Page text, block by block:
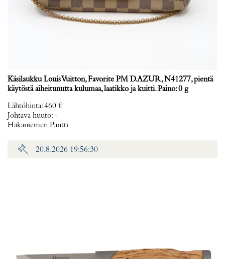
Käsilaukku Louis Vuitton, Favorite PM D.AZUR, N41277, pientä
käytöstä aiheitunutta kulumaa, laatikko ja kuitti. Paino: 0 g
Lähtöhinta:460 €
Johtava huuto:-
Hakaniemen Pantti
20.8.2026 19:56:30